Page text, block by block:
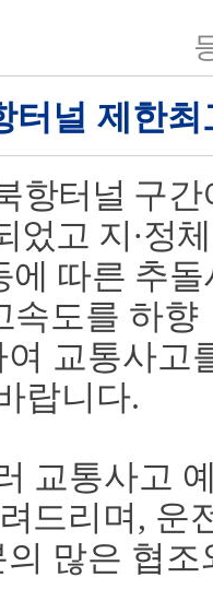
터널 제한
항터널 구간
었고 지 ·정체
에 따른 추
속도를 하향
교통사고
랍니다.
교통사고
드리며 , 운
많은 협